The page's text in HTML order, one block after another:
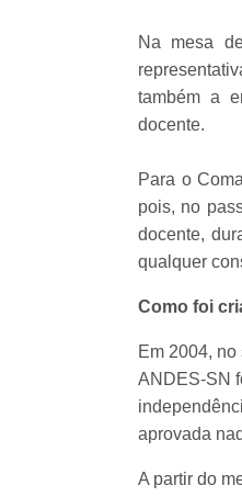
Na mesa
também a
docente.
Para o
pois, no
docente,
qualquer
Como foi
Em 2004,
ANDES-SN
aprovada
A partir do